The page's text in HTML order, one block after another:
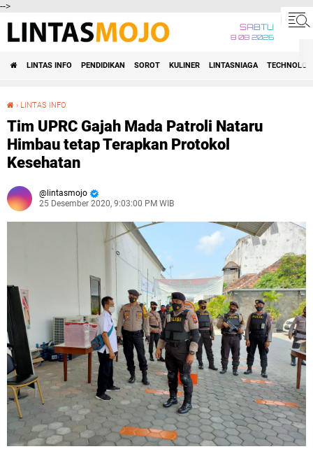
-->
SABTU
8 08 2026
LINTAS INFO PENDIDIKAN SOROT KULINER LINTASNIAGA
› LINTAS INFO
Tim UPRC Gajah Mada Patroli Nataru
Himbau tetap Terapkan Protokol
Kesehatan
lintasmojo
25 Desember 2020, 9:03:00 PM WIB